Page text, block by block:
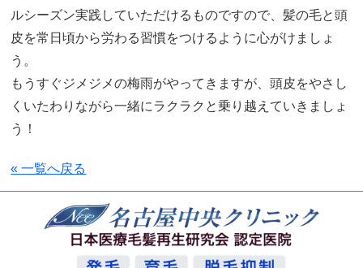
ルシーズン実践していただけるものですので、髪の毛と頭
皮を常日頃から労わる習慣をつけるように心がけましょ
う。
もうすぐジメジメの梅雨がやってきますが、頭皮をやさし
くいたわりながら一緒にラクラクと乗り越えていきましょ
う！
« 一覧へ戻る